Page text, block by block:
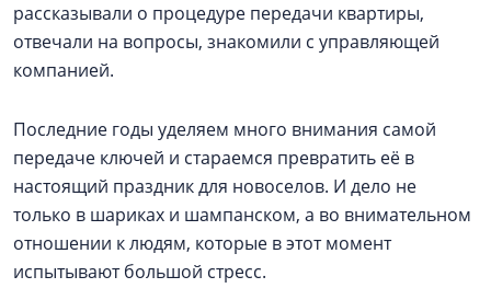
рассказывали о процедуре передачи квартиры,
отвечали на вопросы, знакомили с управляющей
компанией.
Последние годы уделяем много внимания самой
передаче ключей и стараемся превратить её в
настоящий праздник для новоселов. И дело не
только в шариках и шампанском, а во внимательном
отношении к людям, которые в этот момент
испытывают большой стресс.